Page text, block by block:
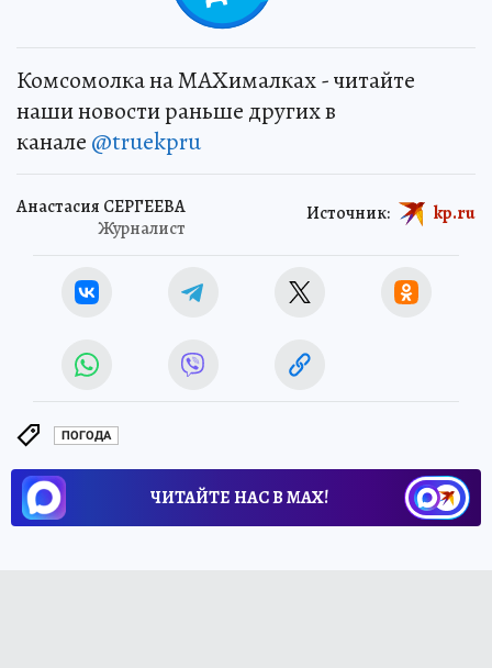
Комсомолка на MAXималках - читайте
наши новости раньше других в
канале @truekpru
Анастасия СЕРГЕЕВА
Журналист
Источник: kp.ru
ПОГОДА
ЧИТАЙТЕ НАС В МАХ!